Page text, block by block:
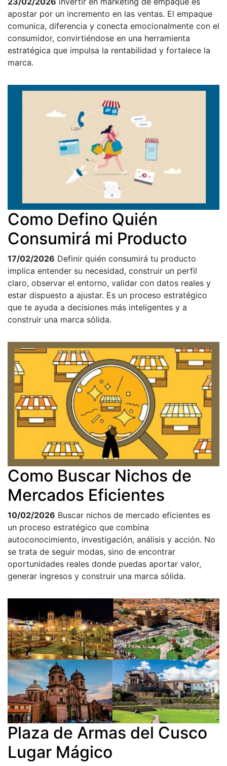
apostar por un incremento en las ventas. El empaque
comunica, diferencia y conecta emocionalmente con el
consumidor, convirtiéndose en una herramienta
estratégica que impulsa la rentabilidad y fortalece la
marca.
Como Defino Quién
Consumirá mi Producto
17/02/2026 Definir quién consumirá tu producto
implica entender su necesidad, construir un perfil
claro, observar el entorno, validar con datos reales y
estar dispuesto a ajustar. Es un proceso estratégico
que te ayuda a decisiones más inteligentes y a
construir una marca sólida.
Como Buscar Nichos de
Mercados Eficientes
10/02/2026 Buscar nichos de mercado eficientes es
un proceso estratégico que combina
autoconocimiento, investigación, análisis y acción. No
se trata de seguir modas, sino de encontrar
oportunidades reales donde puedas aportar valor,
generar ingresos y construir una marca sólida.
Plaza de Armas del Cusco
Lugar Mágico